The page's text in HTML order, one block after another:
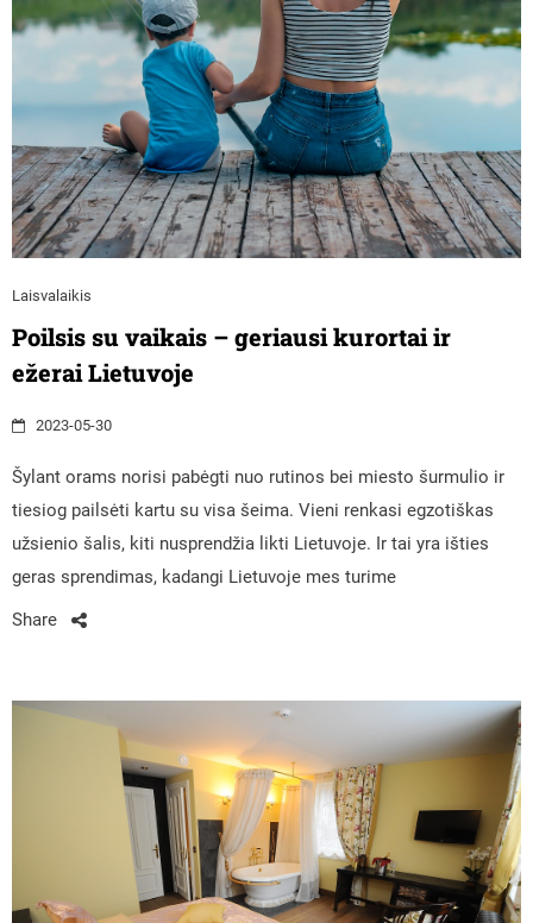
Laisvalaikis
Poilsis su vaikais – geriausi kurortai ir
ežerai Lietuvoje
2023-05-30
Šylant orams norisi pabėgti nuo rutinos bei miesto šurmulio ir
tiesiog pailsėti kartu su visa šeima. Vieni renkasi egzotiškas
užsienio šalis, kiti nusprendžia likti Lietuvoje. Ir tai yra išties
geras sprendimas, kadangi Lietuvoje mes turime
Share